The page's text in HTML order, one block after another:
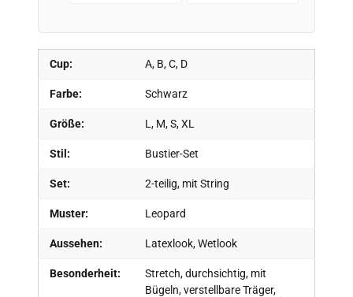
Cup: A, B, C, D
Farbe: Schwarz
Größe: L, M, S, XL
Stil: Bustier-Set
Set: 2-teilig, mit String
Muster: Leopard
Aussehen: Latexlook, Wetlook
Besonderheit:
Stretch, durchsichtig, mit
Bügeln, verstellbare Träger,